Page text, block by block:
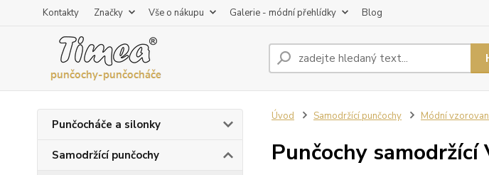
Kontakty Značky Vše o nákupu Galerie - módní přehlídky Blog
Punčocháče a silonky
Samodržící punčochy
Úvod Samodržící punčochy Módní
Punčochy samodržící